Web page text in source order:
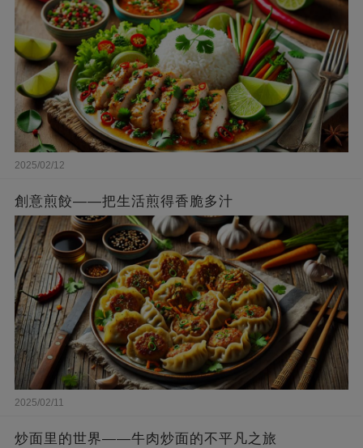
2025/02/12
創意煎餃——把生活煎得香脆多汁
2025/02/11
炒面里的世界——牛肉炒面的不平凡之旅